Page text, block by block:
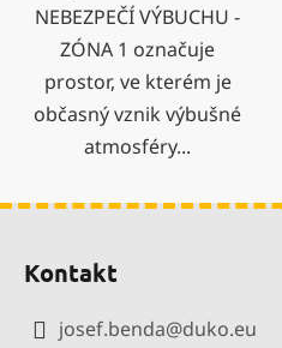
NEBEZPEČÍ VÝBUCHU -
ZÓNA 1 označuje
prostor, ve kterém je
občasný vznik výbušné
atmosféry...
Kontakt
josef.benda@duko.eu